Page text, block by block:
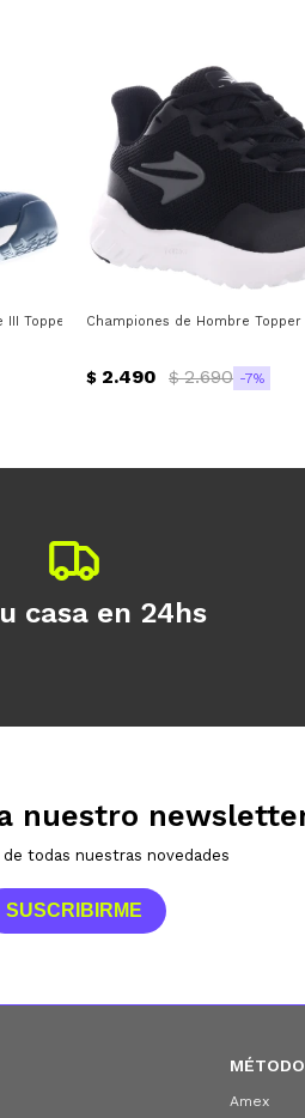
III Topper - Azul Marino - Gris
Championes de Hombre
$ 2.490 $ 2.690 7
Amex
casa en 24hs
nuestro
todas nuestras novedades
SUSCRIBIRME